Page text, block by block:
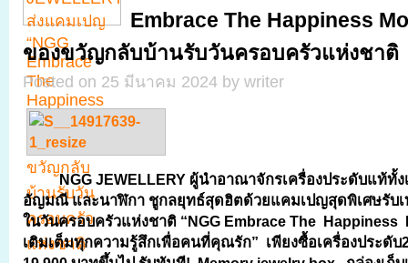
Embrace The Happiness
ของขวัญกลับบ้านรับวันครอบครัวแห่งชาติ
Posted on 25 มีนาคม 2024 by writer
NGG JEWELLERY ผู้นำอาณาจักรเครื่องประดับแท้ทั้ง
อัญมณี และนาฬิกา ชูกลยุทธ์สุดฮิตด้วยแคมเปญสุดพิเศษรับ
ในวันครอบครัวแห่งชาติ “NGG Embrace The Happiness
เติมเต็มทุกความรู้สึกเพื่อคนที่คุณรัก” เพียงซื้อเครื่องประดั